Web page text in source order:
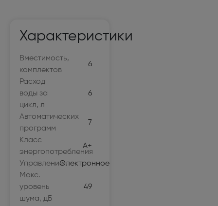
Характеристики
Вместимость,
комплектов
6
Расход
воды за
цикл, л
6
Автоматических
программ
7
Класс
энергопотребления
A+
УправлениеЭлектронное
Макс.
уровень
шума, дБ
49